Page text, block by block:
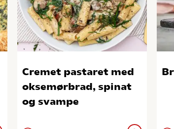
Cremet pastaret med
oksemørbrad, spinat
og svampe